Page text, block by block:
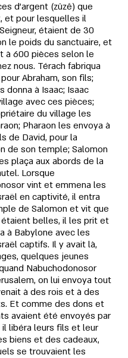
d'argent (zûzê) que
et pour lesquelles il
étaient de 30
le poids du sanctuaire, et
à 600 pièces selon le
nous. Térach fabriqua
Abraham, son fils;
donna à Isaac; Isaac
avec ces pièces;
du village les
Pharaon les envoya à
de David, pour la
de son temple; Salomon
plaça aux abords de la
Lorsque
vint et emmena les
en captivité, il entra
de Salomon et vit que
belles, il les prit et
à Babylone avec les
captifs. Il y avait là,
quelques jeunes
Nabuchodonosor
on lui envoya tout
à des rois et à des
Et comme des dons et
avaient été envoyés par
il libéra leurs fils et leur
biens et des cadeaux,
se trouvaient les